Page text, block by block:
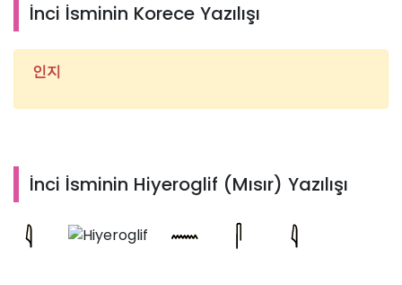
İnci İsminin Korece Yazılışı
인지
İnci İsminin Hiyeroglif (Mısır) Yazılışı